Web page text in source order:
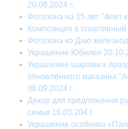
20.08.2024 г.
Фотозона на 15 лет "Флит
Композиция в спортивный
Фотозона ко Дню
Украшение Юбилея
Украшение шарами к
обновлённого магазина
08.09.2024 г.
Декор для предложения
семьи 16.03.204 г.
Украшение особняка